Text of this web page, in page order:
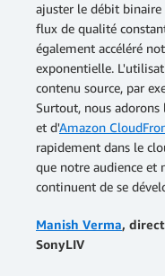
ajuster le débit binaire
flux de qualité
également accéléré
exponentielle.
contenu source, par
Surtout, nous
et d'Amazon
rapidement dans le
que notre audience et
continuent de se
Manish Verma,
SonyLIV